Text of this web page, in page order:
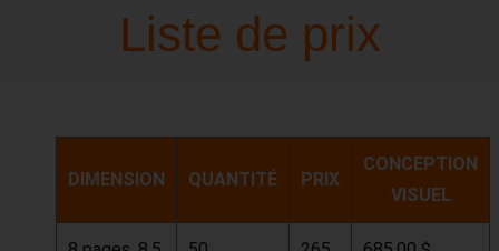
Liste de prix
DIMENSION QUANTITÉ PRIX
CONCEPTION
VISUEL